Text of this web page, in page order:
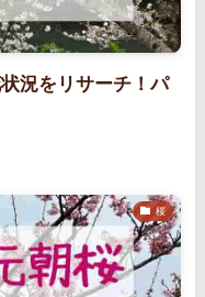
況をリサーチ！パ
桜